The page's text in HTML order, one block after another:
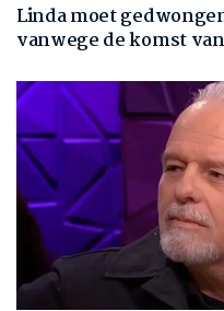
Linda moet
vanwege de komst